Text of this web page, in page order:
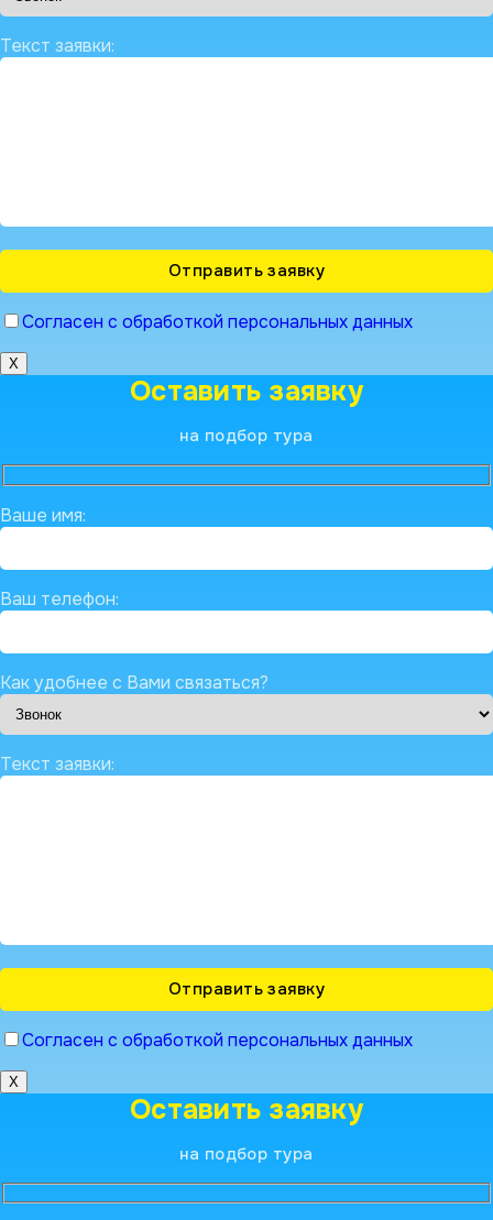
Текст заявки:
Согласен с обработкой персональных данных
X
Оставить заявку
на подбор тура
Ваше имя:
Ваш телефон:
Как удобнее с Вами связаться?
Текст заявки:
Согласен с обработкой персональных данных
X
Оставить заявку
на подбор тура